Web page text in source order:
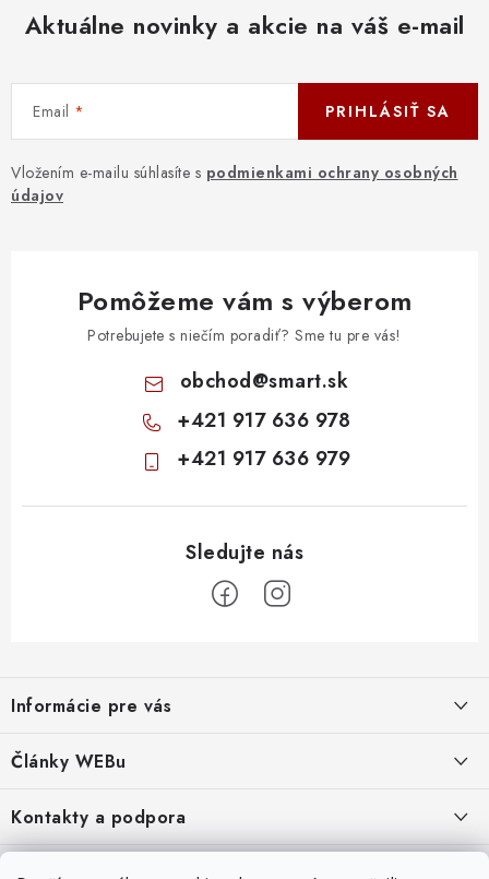
Aktuálne novinky a akcie na váš e-mail
Email
Vložením e-mailu súhlasíte s podmienkami ochrany osobných
údajov
PRIHLÁSIŤ SA
Pomôžeme vám s výberom
Potrebujete s niečím poradiť? Sme tu pre vás!
obchod@smart.sk
+421 917 636 978
+421 917 636 979
p
ä
e
Informácie pre vás
Obchodné podmienky
Moja objednávka
Odstúpenie od zmluvy
Články WEBu
Dôležité oznamy
16.6.2026
Kontakty a podpora
Servisné služby